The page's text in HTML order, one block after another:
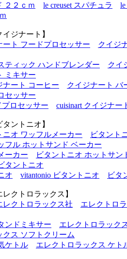
２２ｃｍ
le creuset スパチュラ
le
ジナート】
ート フードプロセッサー
クイジ
ティック ハンドブレンダー
クイ
ミキサー
ナート コーヒー
クイジナート バ
セッサー
プロセッサー cuisinart クイジナー
ントニオ】
ニオ ワッフルメーカー
ビタント
フル ホットサンド ベーカー
ーカー
ビタントニオ ホットサン
タントニオ
オ
vitantonio ビタントニオ ビタ
クトロラックス】
レクトロラックス社
エレクトロ
ンドミキサー
エレクトロラック
クス ソフトクリーム
ケトル
エレクトロラックス ケト